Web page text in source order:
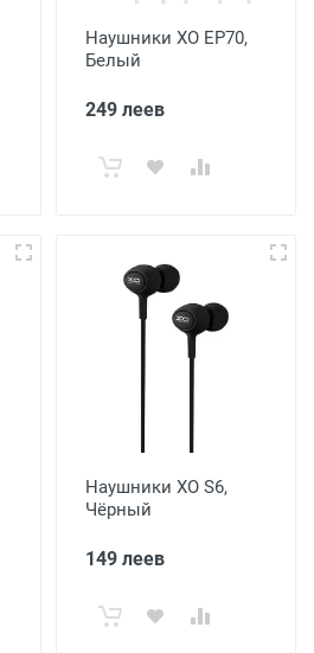
Наушники XO EP70,
Белый
249 леев
Наушники XO S6,
Чёрный
149 леев